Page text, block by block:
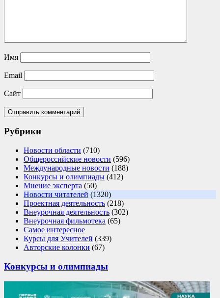
Имя
Email
Сайт
Рубрики
Новости области (710)
Общероссийские новости (596)
Международные новости (188)
Конкурсы и олимпиады (412)
Мнение эксперта (50)
Новости читателей (1320)
Проектная деятельность (218)
Внеурочная деятельность (302)
Внеурочная фильмотека (65)
Самое интересное
Курсы для Учителей (339)
Авторские колонки (67)
Конкурсы и олимпиады